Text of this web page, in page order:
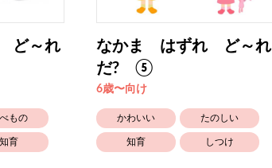
ど～れ
もの
知育
なかま はずれ ど～れ
だ? ⑤
6歳〜向け
かわいい たのしい
知育 しつけ